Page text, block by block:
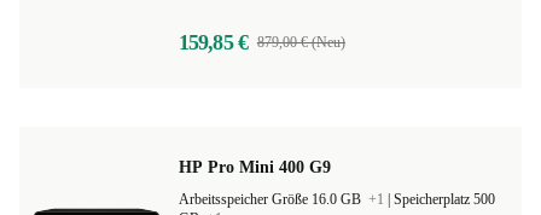
159,85 € 879,00 € (Neu)
HP Pro Mini 400 G9
Arbeitsspeicher Größe 16.0 GB +1
Speicherplatz 500